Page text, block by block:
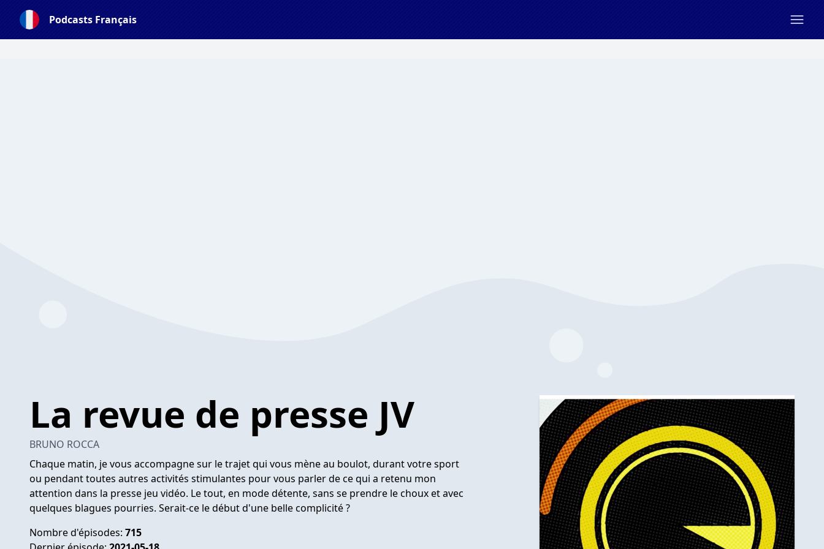
Podcasts Français
La revue de presse JV
BRUNO ROCCA
Chaque matin, je vous accompagne sur le trajet qui vous mène au boulot, durant votre sport
ou pendant toutes autres activités stimulantes pour vous parler de ce qui a retenu mon
attention dans la presse jeu vidéo. Le tout, en mode détente, sans se prendre le choux et avec
quelques blagues pourries. Serait-ce le début d'une belle complicité ?
Nombre d'épisodes: 715